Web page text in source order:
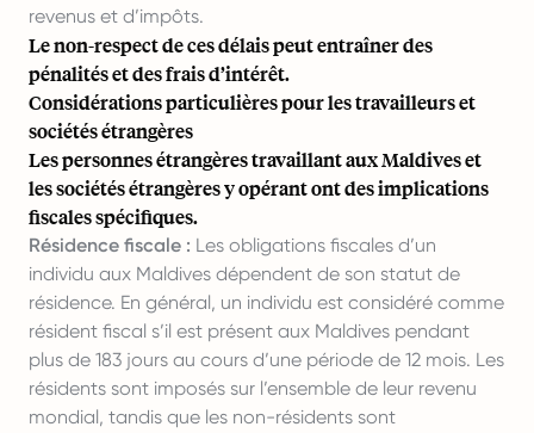
revenus et d’impôts.
Le non-respect de ces délais peut entraîner des
pénalités et des frais d’intérêt.
Considérations particulières pour les travailleurs et
sociétés étrangères
Les personnes étrangères travaillant aux Maldives et
les sociétés étrangères y opérant ont des implications
fiscales spécifiques.
Résidence fiscale : Les obligations fiscales d’un
individu aux Maldives dépendent de son statut de
résidence. En général, un individu est considéré comme
résident fiscal s’il est présent aux Maldives pendant
plus de 183 jours au cours d’une période de 12 mois. Les
résidents sont imposés sur l’ensemble de leur revenu
mondial, tandis que les non-résidents sont